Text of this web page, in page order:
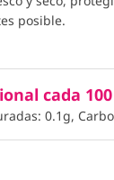
posible.
cada
0.1g,